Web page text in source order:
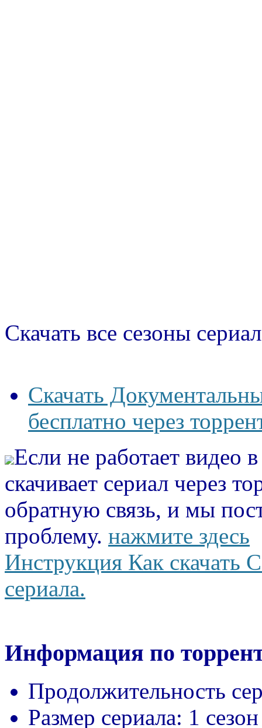
Скачать все сезоны
Скачать
бесплатно через
Если не работает видео
скачивает сериал через
обратную связь, и мы
проблему. нажмите здесь
Инструкция Как скачать
сериала.
Информация по
Продолжительность
Размер сериала: 1